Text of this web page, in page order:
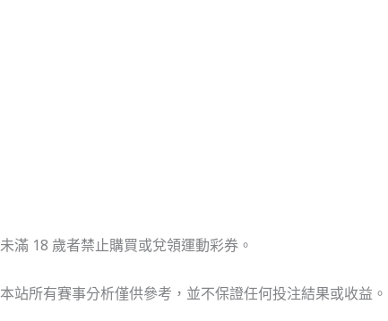
未滿 18 歲者禁止購買或兌領運動彩券。
本站所有賽事分析僅供參考，並不保證任何投注結果或收益。